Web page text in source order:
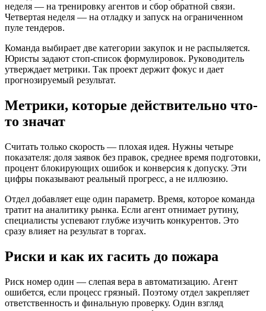
неделя — на тренировку агентов и сбор обратной связи.
Четвертая неделя — на отладку и запуск на ограниченном
пуле тендеров.
Команда выбирает две категории закупок и не распыляется.
Юристы задают стоп-список формулировок. Руководитель
утверждает метрики. Так проект держит фокус и дает
прогнозируемый результат.
Метрики, которые действительно что-
то значат
Считать только скорость — плохая идея. Нужны четыре
показателя: доля заявок без правок, среднее время подготовки,
процент блокирующих ошибок и конверсия к допуску. Эти
цифры показывают реальный прогресс, а не иллюзию.
Отдел добавляет еще один параметр. Время, которое команда
тратит на аналитику рынка. Если агент отнимает рутину,
специалисты успевают глубже изучить конкурентов. Это
сразу влияет на результат в торгах.
Риски и как их гасить до пожара
Риск номер один — слепая вера в автоматизацию. Агент
ошибется, если процесс грязный. Поэтому отдел закрепляет
ответственность и финальную проверку. Один взгляд